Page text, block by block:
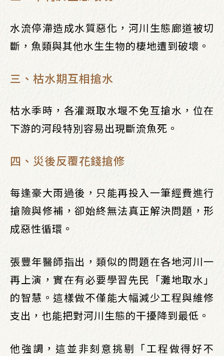
水流停滯造成水質惡化，河川生態廊道被切
斷，魚類與其他水生生物的棲地遭到破壞。
三、枯水期互相搶水
枯水季時，各灌溉取水堰不免互搶水，位在
下游的河段特別容易出現斷流魚死。
四、災後反覆花錢搶修
每逢豪大雨過後，只能再投入一筆經費進行
搶險與修補，卻始終無法真正解決問題，形
成惡性循環。
張豐年醫師指出，類似的問題在各地河川一
再上演，實在有必要學習先民「灘地取水」
的智慧。這樣做不僅能大幅減少工程與維修
支出，也能把對河川生態的干擾降到最低。
他強調，這並非刻意挑剔「工程做得好不